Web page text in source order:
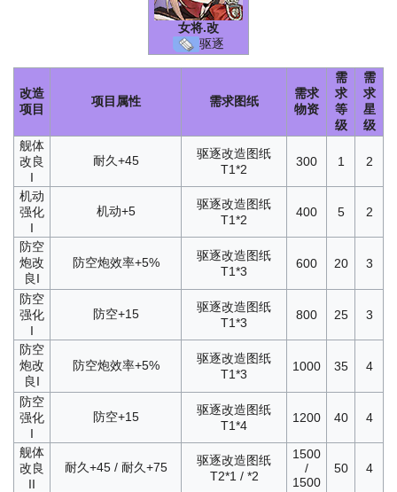
女将.改
驱逐
改造
项目
项目属性 需求图纸
需求
物资
需
求
等
级
需
求
星
级
舰体
改良
I
耐久+45
驱逐改造图纸
T1*2
300 1 2
机动
强化
I
机动+5
驱逐改造图纸
T1*2
400 5 2
防空
炮改
良I
防空炮效率+5%
驱逐改造图纸
T1*3
600 20 3
防空
强化
I
防空+15
驱逐改造图纸
T1*3
800 25 3
防空
炮改
良I
防空炮效率+5%
驱逐改造图纸
T1*3
1000 35 4
防空
强化
I
防空+15
驱逐改造图纸
T1*4
1200 40 4
舰体
改良
II
耐久+45 / 耐久+75
驱逐改造图纸
T2*1 / *2
1500
/
1500
50 4